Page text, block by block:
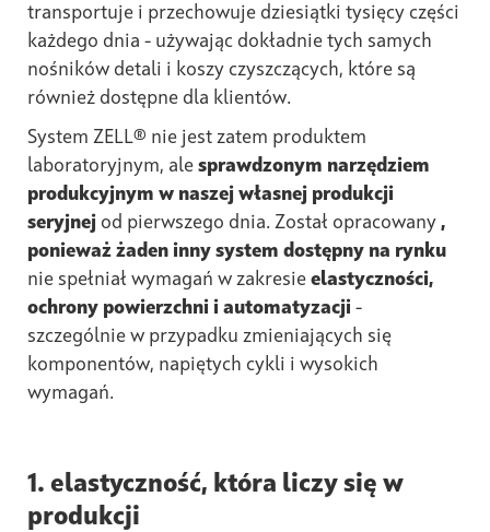
transportuje i przechowuje dziesiątki tysięcy części
każdego dnia - używając dokładnie tych samych
nośników detali i koszy czyszczących, które są
również dostępne dla klientów.
System ZELL® nie jest zatem produktem
laboratoryjnym, ale sprawdzonym narzędziem
produkcyjnym w naszej własnej produkcji
seryjnej od pierwszego dnia. Został opracowany ,
ponieważ żaden inny system dostępny na rynku
nie spełniał wymagań w zakresie elastyczności,
ochrony powierzchni i automatyzacji -
szczególnie w przypadku zmieniających się
komponentów, napiętych cykli i wysokich
wymagań.
1. elastyczność, która liczy się w
produkcji